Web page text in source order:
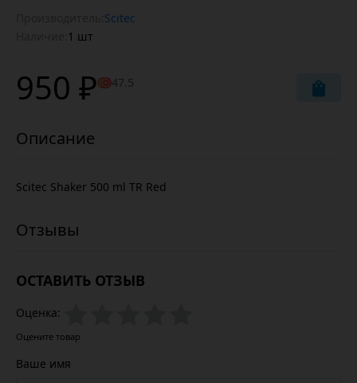
Scitec
1 шт
950 ₽ 47.5
Scitec Shaker 500 ml TR Red
ОСТАВИТЬ ОТЗЫВ
Оценка:
Оцените товар
Ваше имя